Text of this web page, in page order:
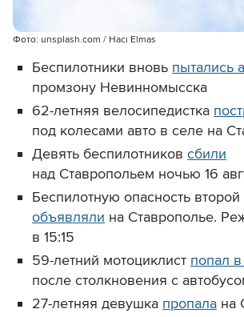
Фото: unsplash.com / Hacı Elmas
Беспилотники вновь пытались
промзону Невинномысска
62-летняя велосипедистка
под колесами авто в селе на
Девять беспилотников сбили
над Ставропольем ночью 16
Беспилотную опасность второй
объявляли на Ставрополье.
в 15:15
59-летний мотоциклист попал
после столкновения с
27-летняя девушка пропала на